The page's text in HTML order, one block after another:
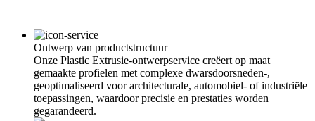
Ontwerp van productstructuur
Onze Plastic Extrusie-ontwerpservice creëert op maat
gemaakte profielen met complexe dwarsdoorsneden-,
geoptimaliseerd voor architecturale, automobiel- of industriële
toepassingen, waardoor precisie en prestaties worden
gegarandeerd.